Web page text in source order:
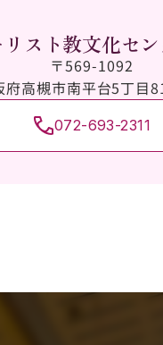
リスト教文化セ
〒569-1092
府高槻市南平台5丁目
072-693-2311